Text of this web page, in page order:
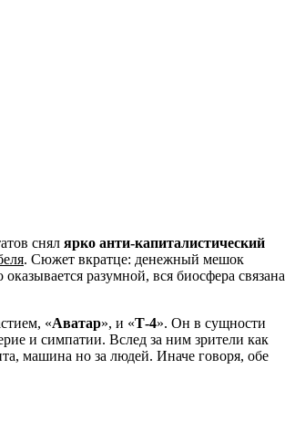
снял ярко анти-капиталистический
. Сюжет вкратце: денежный мешок
разумной, вся биосфера связана
«Аватар», и «Т-4». Он в сущности
и симпатии. Вслед за ним зрители как
машина но за людей. Иначе говоря, обе